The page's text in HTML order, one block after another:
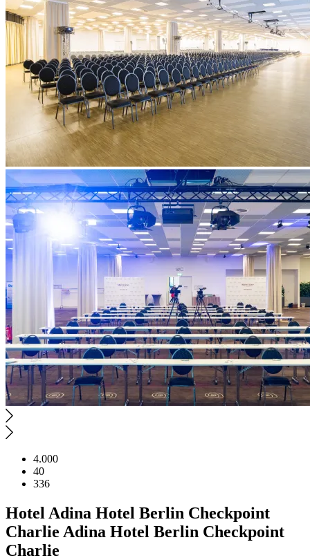
4.000
40
336
Hotel Adina Hotel Berlin Checkpoint
Charlie Adina Hotel Berlin Checkpoint
Charlie